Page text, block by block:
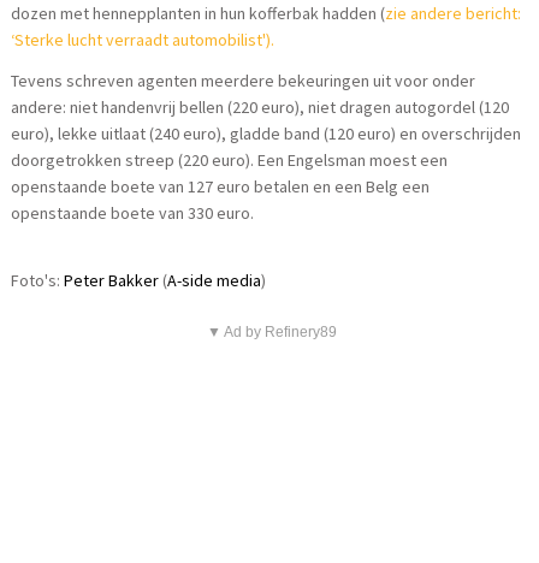
dozen met hennepplanten in hun kofferbak hadden (zie andere bericht:
‘Sterke lucht verraadt automobilist').
Tevens schreven agenten meerdere bekeuringen uit voor onder
andere: niet handenvrij bellen (220 euro), niet dragen autogordel (120
euro), lekke uitlaat (240 euro), gladde band (120 euro) en overschrijden
doorgetrokken streep (220 euro). Een Engelsman moest een
openstaande boete van 127 euro betalen en een Belg een
openstaande boete van 330 euro.
Foto's:Peter Bakker(A-side media)
▼ Ad by Refinery89